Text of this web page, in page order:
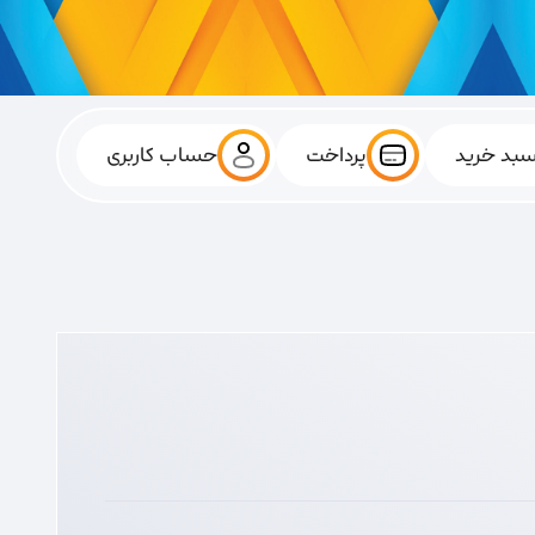
خرید پرداخت حساب کاربری